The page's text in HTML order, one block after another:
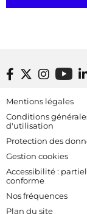
Footer bottom
Mentions légales
Conditions
d'utilisation
Protection des
Gestion cookies
Accessibilité :
conforme
Nos fréquences
Plan du site